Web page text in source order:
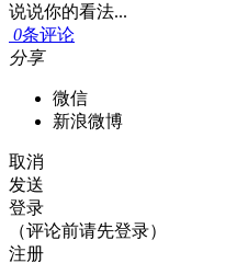
说说你的看法...
0条评论
分享
微信
新浪微博
取消
发送
登录
（评论前请先登录）
注册